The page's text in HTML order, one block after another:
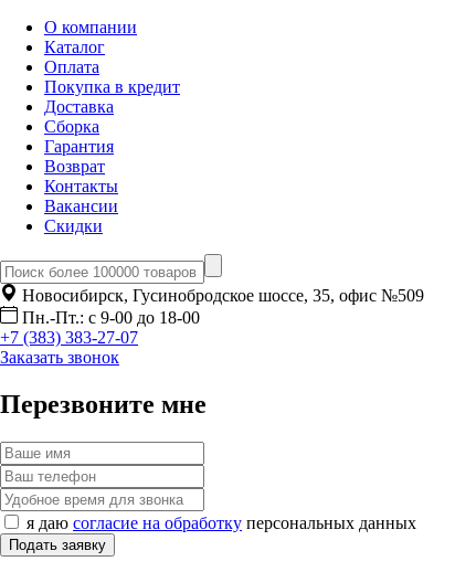
О компании
Каталог
Оплата
Покупка в кредит
Доставка
Сборка
Гарантия
Возврат
Контакты
Вакансии
Скидки
Новосибирск, Гусинобродское шоссе, 35, офис №509
Пн.-Пт.: с 9-00 до 18-00
+7 (383) 383-27-07
Заказать звонок
Перезвоните мне
я даю согласие на обработку персональных данных